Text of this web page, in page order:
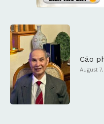
Cáo
August